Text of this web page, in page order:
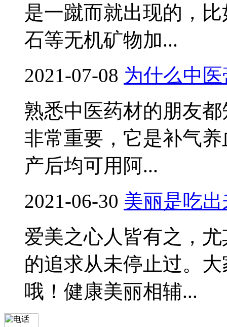
是一蹴而就出现的，
石等无机矿物加...
2021-07-08 为什么中
熟悉中医药材的朋友
非常重要，它是补气
产后均可用阿...
2021-06-30 美丽是吃
爱美之心人皆有之，
的追求从未停止过。
哦！健康美丽相辅...